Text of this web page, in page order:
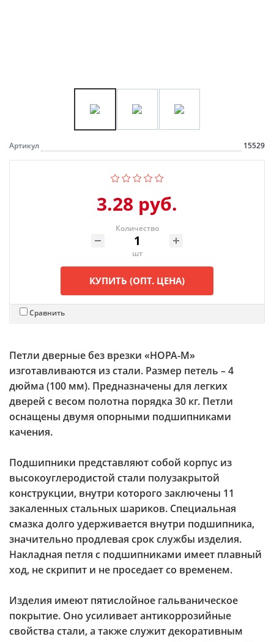
Артикул 15529
3.28 руб.
Количество
шт
КУПИТЬ (ОПТ. ЦЕНА)
Сравнить
Петли дверные без врезки «НОРА-М»
изготавливаются из стали. Размер петель – 4
дюйма (100 мм). Предназначены для легких
дверей с весом полотна порядка 30 кг. Петли
оснащены двумя опорными подшипниками
качения.
Подшипники представляют собой корпус из
высокоуглеродистой стали полузакрытой
конструкции, внутри которого заключены 11
закаленных стальных шариков. Специальная
смазка долго удерживается внутри подшипника,
значительно продлевая срок службы изделия.
Накладная петля с подшипниками имеет плавный
ход, не скрипит и не проседает со временем.
Изделия имеют пятислойное гальваническое
покрытие. Оно усиливает антикоррозийные
свойства стали, а также служит декоративным